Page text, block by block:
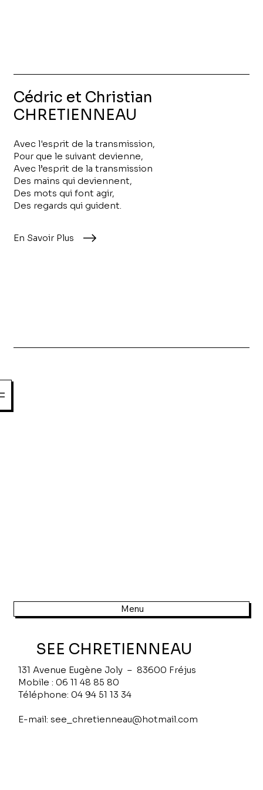
Cédric et Christian
CHRETIENNEAU
Avec l'esprit de la transmission,
Pour que le suivant devienne,
Avec l’esprit de la transmission
Des mains qui deviennent,
Des mots qui font agir,
Des regards qui guident.
En Savoir Plus
Menu
SEE CHRETIENNEAU
131 Avenue Eugène Joly – 83600 Fréjus
Mobile : 06 11 48 85 80
Téléphone: 04 94 51 13 34
E-mail: see_chretienneau@hotmail.com